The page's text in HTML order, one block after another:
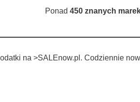
Ponad 450 znanych
na >SALEnow.pl. Codziennie